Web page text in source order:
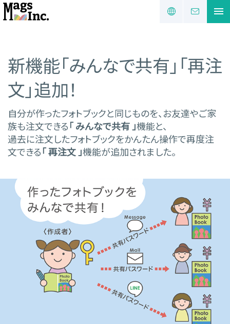
新機能「みんなで共有」「再注
文」追加！
自分が作ったフォトブックと同じものを、お友達やご家
族も注文できる「 みんなで共有 」機能と、
過去に注文したフォトブックをかんたん操作で再度注
文できる「 再注文 」機能が追加されました。